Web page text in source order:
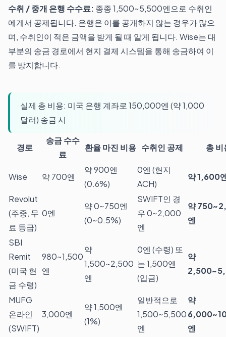
수취 / 중개 은행 수수료: 종종 1,500~5,500엔으로 수취인
에게서 공제됩니다. 은행은 이를 공개하지 않는 경우가 많으
며, 수취인이 적은 금액을 받게 될 때 알게 됩니다. Wise는 대
부분의 송금 경로에서 현지 결제 시스템을 통해 송금하여 이
를 방지합니다.
실제 총 비용: 미국 은행 계좌로 150,000엔 (약 1,000
달러) 송금 시
경로
송금 수수
료
환율 마진 비용 수취인 공제 총 비
Wise 약 700엔
약 900엔
(0.6%)
0엔 (현지
ACH)
약 1,600
Revolut
(주중, 무
료 등급)
0엔
약 0~750엔
(0~0.5%)
SWIFT인 경
우 0~2,000
엔
약
엔
SBI
Remit
(미국 현
금 수령)
980~1,500
엔
약
1,500~2,500
엔
0엔 (수령) 또
는 1,500엔
(입금)
약
MUFG
온라인
(SWIFT)
3,000엔
약 1,500엔
(1%)
일반적으로
1,500~5,500
엔
약
엔